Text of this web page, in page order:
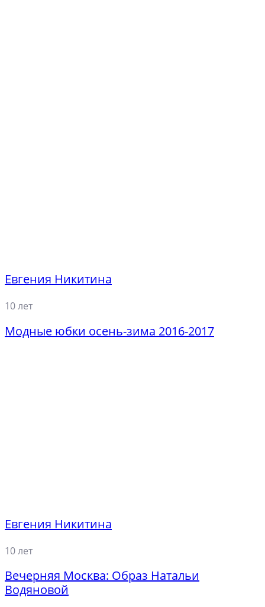
Евгения Никитина
10 лет
Модные юбки осень-зима 2016-2017
Евгения Никитина
10 лет
Вечерняя Москва: Образ Натальи
Водяновой